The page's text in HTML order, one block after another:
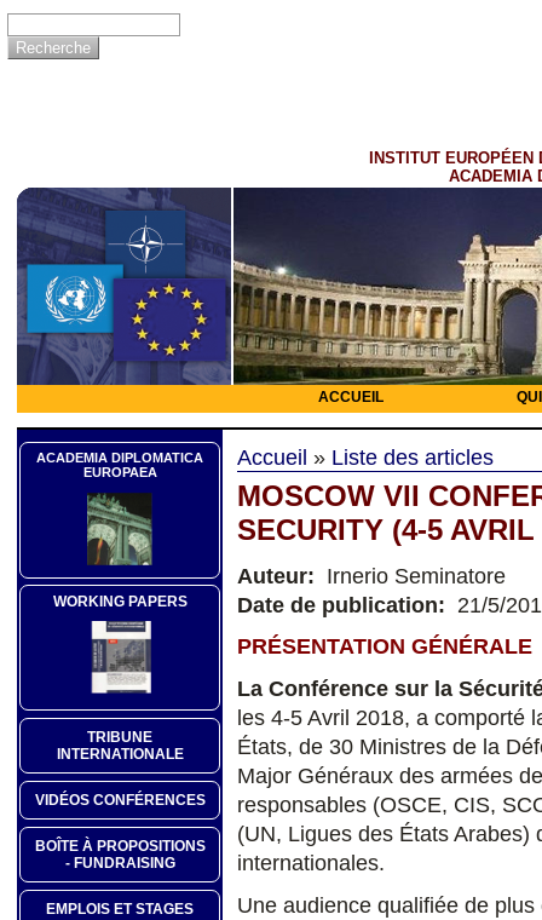
INSTITUT EUROPÉEN
ACADEMIA
ACCUEIL
ACADEMIA DIPLOMATICA
EUROPAEA
WORKING PAPERS
TRIBUNE
INTERNATIONALE
VIDÉOS CONFÉRENCES
BOÎTE À PROPOSITIONS
- FUNDRAISING
EMPLOIS ET STAGES
Accueil » Liste des articles
MOSCOW VII
SECURITY (4-5
Auteur: Irnerio Seminatore
Date de publication: 21/5/
PRÉSENTATION GÉNÉRALE
La Conférence sur la
les 4-5 Avril 2018, a comporté
États, de 30 Ministres de la
Major Généraux des armées
responsables (OSCE, CIS,
(UN, Ligues des États
internationales.
Une audience qualifiée de